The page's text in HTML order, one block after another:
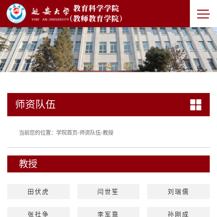
师资队伍
当前您的位置： 学院首页-师资队伍-教授
教授
田伏虎 闫世笙 刘瑞儒
张社争 李军靠 孙刚成